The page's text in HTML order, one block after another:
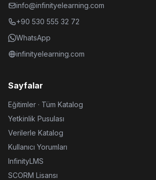
info@infinityelearning.com
+90 530 555 32 72
WhatsApp
infinityelearning.com
Sayfalar
Eğitimler · Tüm Katalog
Yetkinlik Pusulası
Verilerle Katalog
Kullanıcı Yorumları
InfinityLMS
SCORM Lisansı